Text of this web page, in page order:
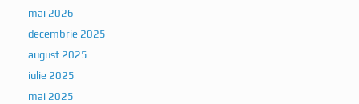
mai 2026
decembrie 2025
august 2025
iulie 2025
mai 2025